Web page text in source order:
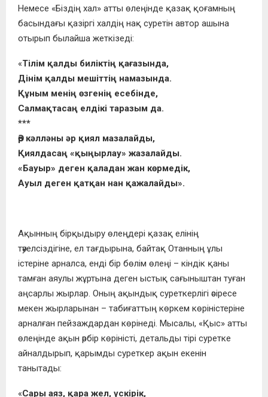
Немесе «Біздің хал» атты өлеңінде қазақ қоғамның
басындағы қазіргі халдiң нақ суретін автор ашына
отырып былайша жеткізеді:
«Тілім қалды биліктің қағазында,
Дінім қалды мешіттің намазында.
Құным менің өзгенің есебінде,
Салмақтасаң елдікі таразым да.
***
Әр кәлләны әр қиял мазалайды,
Қиялдасаң «қыңырлау» жазалайды.
«Бауыр» деген қаладан жан көрмедік,
Ауыл деген қатқан нан қажалайды».
Ақынның бірқыдыру өлеңдері қазақ елінің
тәуелсіздігіне, ел тағдырына, байтақ Отанның ұлы
істеріне арналса, енді бір бөлім өлеңі – кіндік қаны
тамған аяулы жұртына деген ыстық сағыныштан туған
аңсарлы жырлар. Оның ақындық суреткерлігі әсіресе
мекен жырларынан – табиғаттың көркем көріністеріне
арналған пейзаждардан көрінеді. Мысалы, «Қыс» атты
өлеңінде ақын әрбір көріністі, детальды тірі суретке
айналдырып, қарымды суреткер ақын екенін
танытады:
«Сары аяз, қара жел, үскірік,